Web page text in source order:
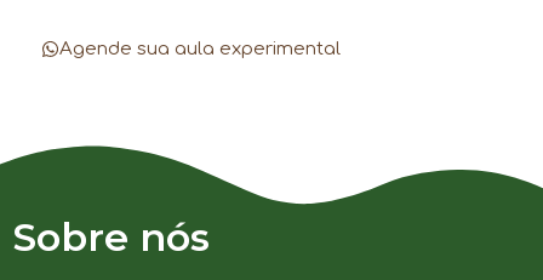
Agende sua aula experimental
Sobre nós